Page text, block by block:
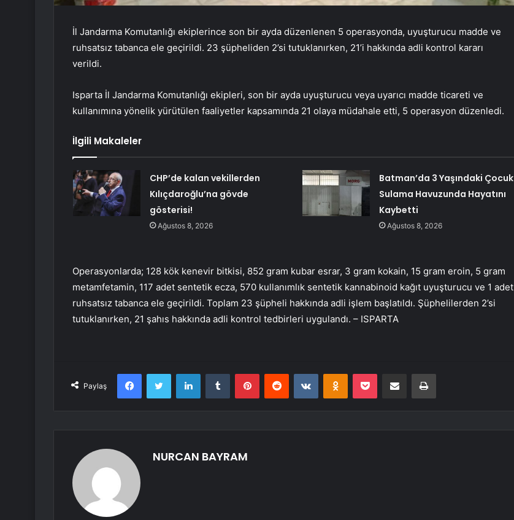
İl Jandarma Komutanlığı ekiplerince son bir ayda düzenlenen 5 operasyonda, uyuşturucu madde ve
ruhsatsız tabanca ele geçirildi. 23 şüpheliden 2’si tutuklanırken, 21’i hakkında adli kontrol kararı
verildi.
Isparta İl Jandarma Komutanlığı ekipleri, son bir ayda uyuşturucu veya uyarıcı madde ticareti ve
kullanımına yönelik yürütülen faaliyetler kapsamında 21 olaya müdahale etti, 5 operasyon düzenledi.
İlgili Makaleler
CHP’de kalan vekillerden
Kılıçdaroğlu’na gövde
gösterisi!
Ağustos 8, 2026
Batman’da 3 Yaşındaki Çocuk
Sulama Havuzunda Hayatını
Kaybetti
Ağustos 8, 2026
Operasyonlarda; 128 kök kenevir bitkisi, 852 gram kubar esrar, 3 gram kokain, 15 gram eroin, 5 gram
metamfetamin, 117 adet sentetik ecza, 570 kullanımlık sentetik kannabinoid kağıt uyuşturucu ve 1 adet
ruhsatsız tabanca ele geçirildi. Toplam 23 şüpheli hakkında adli işlem başlatıldı. Şüphelilerden 2’si
tutuklanırken, 21 şahıs hakkında adli kontrol tedbirleri uygulandı. – ISPARTA
Paylaş
FacebookTwitter LinkedInTumblr PinterestReddit VKontakteOdnoklassniki
Pocket E-Posta ile paylaş Yazdır
NURCAN BAYRAM